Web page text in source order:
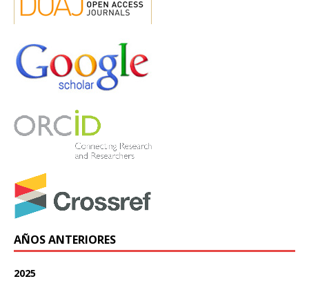
AÑOS ANTERIORES
2025